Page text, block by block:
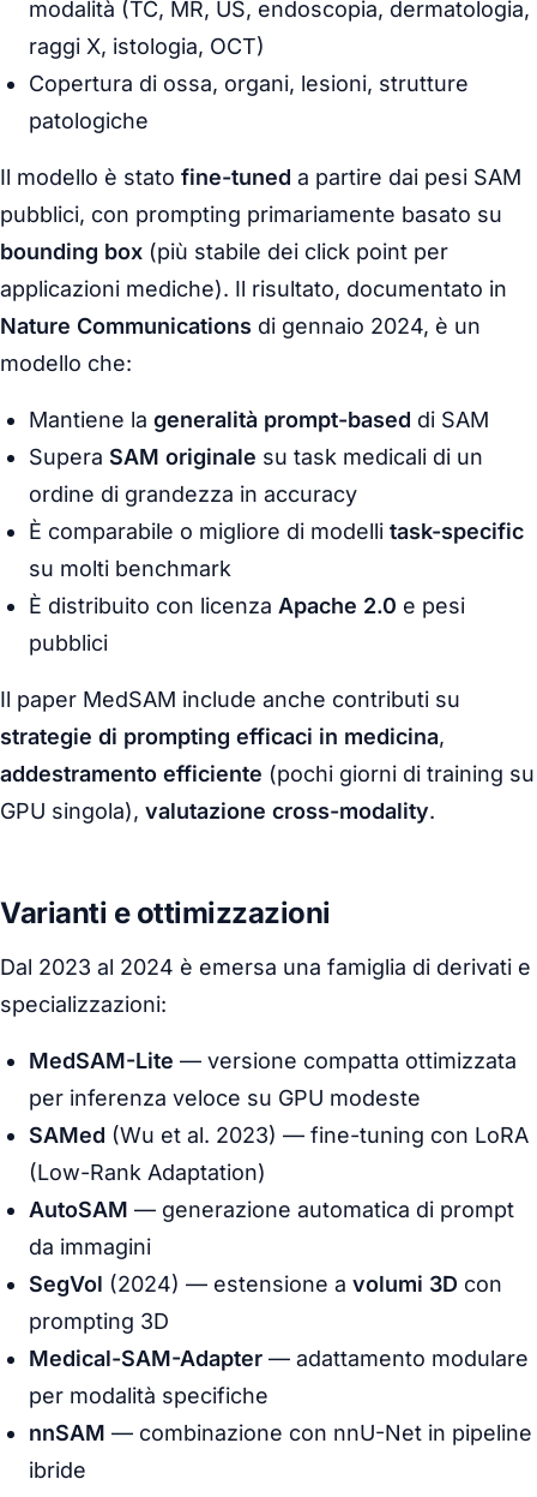
modalità (TC, MR, US, endoscopia, dermatologia,
raggi X, istologia, OCT)
Copertura di ossa, organi, lesioni, strutture
patologiche
Il modello è stato fine-tuned a partire dai pesi SAM
pubblici, con prompting primariamente basato su
bounding box (più stabile dei click point per
applicazioni mediche). Il risultato, documentato in
Nature Communications di gennaio 2024, è un
modello che:
Mantiene la generalità prompt-based di SAM
Supera SAM originale su task medicali di un
ordine di grandezza in accuracy
È comparabile o migliore di modelli task-specific
su molti benchmark
È distribuito con licenza Apache 2.0 e pesi
pubblici
Il paper MedSAM include anche contributi su
strategie di prompting efficaci in medicina,
addestramento efficiente (pochi giorni di training su
GPU singola), valutazione cross-modality.
Varianti e ottimizzazioni
Dal 2023 al 2024 è emersa una famiglia di derivati e
specializzazioni:
MedSAM-Lite — versione compatta ottimizzata
per inferenza veloce su GPU modeste
SAMed (Wu et al. 2023) — fine-tuning con LoRA
(Low-Rank Adaptation)
AutoSAM — generazione automatica di prompt
da immagini
SegVol (2024) — estensione a volumi 3D con
prompting 3D
Medical-SAM-Adapter — adattamento modulare
per modalità specifiche
nnSAM — combinazione con nnU-Net in pipeline
ibride